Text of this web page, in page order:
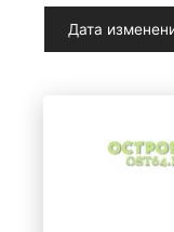
Дата